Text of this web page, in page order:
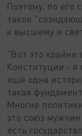
Поэтому, по его
такое
к высшему и
"Вот это крайне
Конституции - я
ещё одна
такая
Многие
это союз
есть